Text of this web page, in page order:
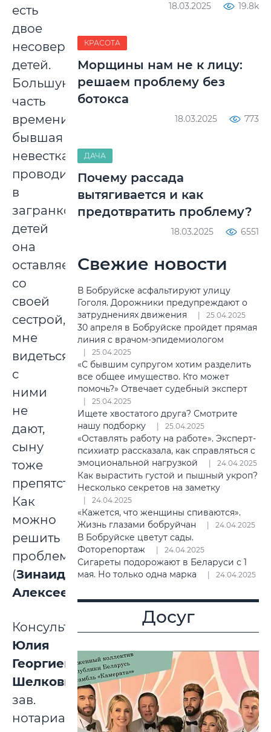
есть
двое
несовершеннолетних
детей.
Большую
часть
времени
бывшая
невестка
проводит
в
загранкомандировках,
детей
она
оставляет
со
своей
сестрой,
мне
видеться
с
ними
не
дают,
сыну
тоже
препятствуют.
Как
можно
решить
проблему?»
(Зинаида
Алексеевна
Консультирует
Юлия
Георгиевна
Шелковина,
зав.
нотариальной
18.03.2025 19.8k
КРАСОТА
Морщины нам не к лицу:
решаем проблему без
ботокса
18.03.2025 773
ДАЧА
Почему рассада
вытягивается и как
предотвратить проблему?
18.03.2025 6551
Свежие новости
В Бобруйске асфальтируют улицу
Гоголя. Дорожники предупреждают о
затруднениях движения
25.04.2025
30 апреля в Бобруйске пройдет прямая
линия с врачом-эпидемиологом
25.04.2025
«С бывшим супругом хотим разделить
все общее имущество. Кто может
помочь?» Отвечает судебный эксперт
25.04.2025
Ищете хвостатого друга? Смотрите
нашу подборку
25.04.2025
«Оставлять работу на работе». Эксперт-
психиатр рассказала, как справляться с
эмоциональной нагрузкой
24.04.2025
Как вырастить густой и пышный укроп?
Несколько секретов на заметку
24.04.2025
«Кажется, что женщины спиваются».
Жизнь глазами бобруйчан
24.04.2025
В Бобруйске цветут сады.
Фоторепортаж
24.04.2025
Сигареты подорожают в Беларуси с 1
мая. Но только одна марка
24.04.2025
Досуг